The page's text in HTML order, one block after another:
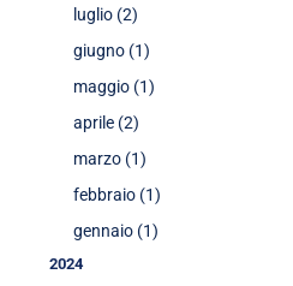
luglio (2)
giugno (1)
maggio (1)
aprile (2)
marzo (1)
febbraio (1)
gennaio (1)
2024